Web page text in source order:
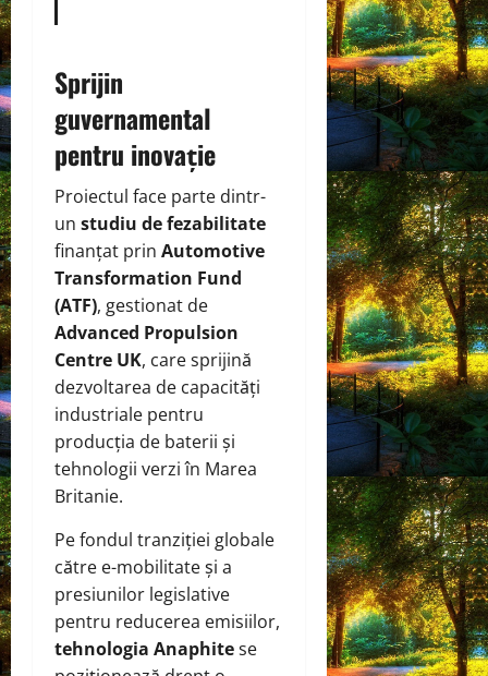
Sprijin
guvernamental
pentru inovație
Proiectul face parte dintr-
un studiu de fezabilitate
finanțat prin Automotive
Transformation Fund
(ATF), gestionat de
Advanced Propulsion
Centre UK, care sprijină
dezvoltarea de capacități
industriale pentru
producția de baterii și
tehnologii verzi în Marea
Britanie.
Pe fondul tranziției globale
către e-mobilitate și a
presiunilor legislative
pentru reducerea emisiilor,
tehnologia Anaphitese